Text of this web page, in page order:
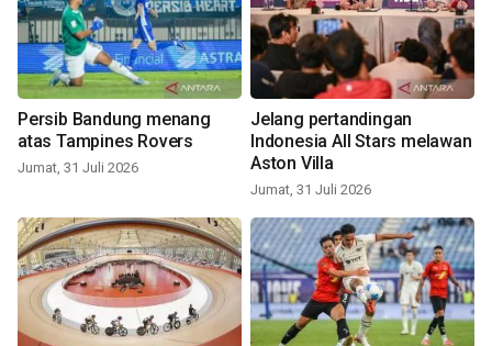
Persib Bandung menang
atas Tampines Rovers
Jumat, 31 Juli 2026
Jelang pertandingan
Indonesia All Stars melawan
Aston Villa
Jumat, 31 Juli 2026